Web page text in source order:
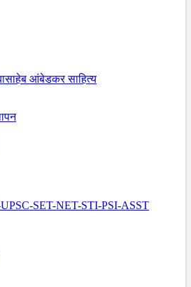
आंबेडकर साहित्य
UPSC-SET-NET-STI-PSI-ASST